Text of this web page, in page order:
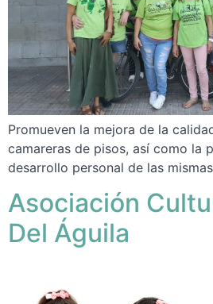
Promueven la mejora de la
camareras de pisos, así como la
desarrollo personal de las
Asociación
Del Águila